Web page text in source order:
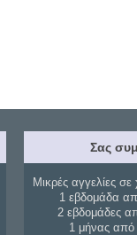
Σας
Μικρές αγγελίες σε
1 εβδομάδα
2 εβδομάδες
1 μήνας